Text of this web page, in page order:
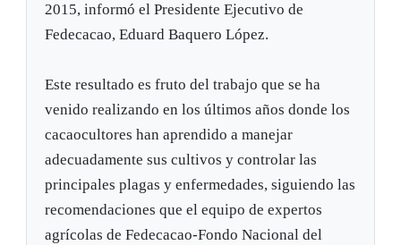
2015, informó el Presidente Ejecutivo de
Fedecacao, Eduard Baquero López.
Este resultado es fruto del trabajo que se ha
venido realizando en los últimos años donde los
cacaocultores han aprendido a manejar
adecuadamente sus cultivos y controlar las
principales plagas y enfermedades, siguiendo las
recomendaciones que el equipo de expertos
agrícolas de Fedecacao-Fondo Nacional del